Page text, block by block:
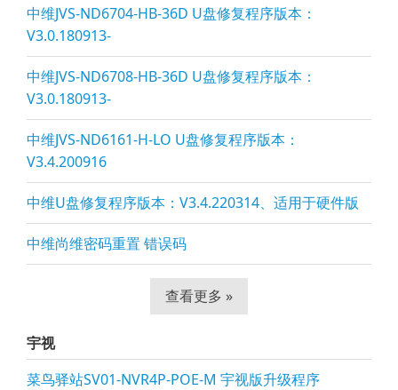
中维JVS-ND6704-HB-36D U盘修复程序版本：
V3.0.180913-
中维JVS-ND6708-HB-36D U盘修复程序版本：
V3.0.180913-
中维JVS-ND6161-H-LO U盘修复程序版本：
V3.4.200916
中维U盘修复程序版本：V3.4.220314、适用于硬件版
中维尚维密码重置 错误码
查看更多 »
宇视
菜鸟驿站SV01-NVR4P-POE-M 宇视版升级程序